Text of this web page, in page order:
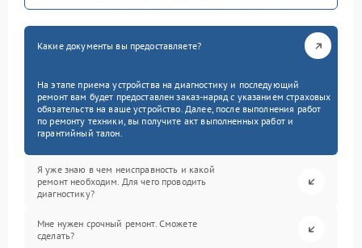
Какие документы вы предоставляете?
На этапе приема устройства на диагностику и последующий
ремонт вам будет предоставлен заказ-наряд с указанием страховых
обязательств на ваше устройство. Далее, после выполнения работ
по ремонту техники, вы получите акт выполненных работ и
гарантийный талон.
Я уже знаю в чем неисправность и какой
ремонт необходим. Для чего проводить
диагностику?
Мне нужен срочный ремонт. Сможете
сделать?